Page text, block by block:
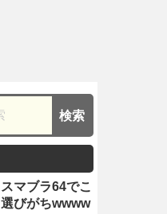
スマブラ64でこ
びがちwwww